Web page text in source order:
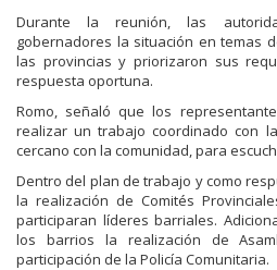
Durante la reunión, las
gobernadores la situación en temas
las provincias y priorizaron sus
respuesta oportuna.
Romo, señaló que los
realizar un trabajo coordinado con
cercano con la comunidad, para
Dentro del plan de trabajo y como
la realización de Comités
participaran líderes barriales.
los barrios la realización de
participación de la Policía Comunitaria.